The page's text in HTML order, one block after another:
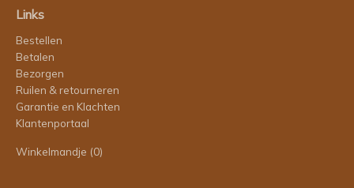
Links
Bestellen
Betalen
Bezorgen
Ruilen & retourneren
Garantie en Klachten
Klantenportaal
Winkelmandje (0)